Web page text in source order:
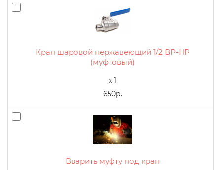
Кран шаровой нержавеющий 1/2 ВР-НР
(муфтовый)
x 1
650р.
Вварить муфту под кран